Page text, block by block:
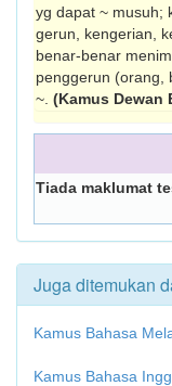
yg dapat ~ musuh;
gerun, kengerian,
benar-benar
penggerun (orang,
~. (Kamus Dewan
Tiada maklumat
Juga ditemukan
Kamus Bahasa
Kamus Bahasa